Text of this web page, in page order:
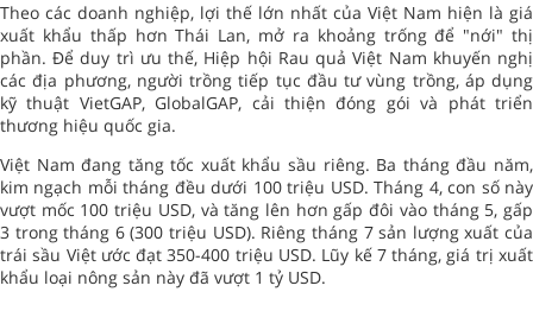
Theo các doanh nghiệp, lợi thế lớn nhất của Việt Nam hiện là giá
xuất khẩu thấp hơn Thái Lan, mở ra khoảng trống để "nới" thị
phần. Để duy trì ưu thế, Hiệp hội Rau quả Việt Nam khuyến nghị
các địa phương, người trồng tiếp tục đầu tư vùng trồng, áp dụng
kỹ thuật VietGAP, GlobalGAP, cải thiện đóng gói và phát triển
thương hiệu quốc gia.
Việt Nam đang tăng tốc xuất khẩu sầu riêng. Ba tháng đầu năm,
kim ngạch mỗi tháng đều dưới 100 triệu USD. Tháng 4, con số này
vượt mốc 100 triệu USD, và tăng lên hơn gấp đôi vào tháng 5, gấp
3 trong tháng 6 (300 triệu USD). Riêng tháng 7 sản lượng xuất của
trái sầu Việt ước đạt 350-400 triệu USD. Lũy kế 7 tháng, giá trị xuất
khẩu loại nông sản này đã vượt 1 tỷ USD.